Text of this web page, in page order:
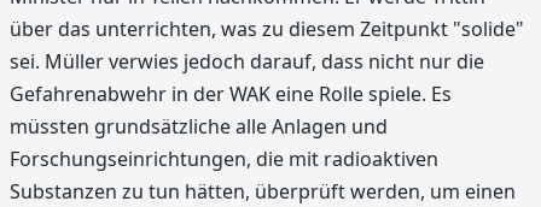
über das unterrichten, was zu diesem Zeitpunkt "solide"
sei. Müller verwies jedoch darauf, dass nicht nur die
Gefahrenabwehr in der WAK eine Rolle spiele. Es
müssten grundsätzliche alle Anlagen und
Forschungseinrichtungen, die mit radioaktiven
Substanzen zu tun hätten, überprüft werden, um einen